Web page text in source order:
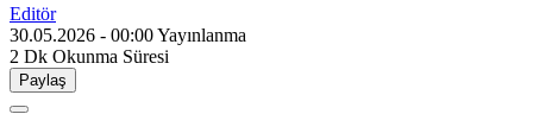
Editör
30.05.2026 - 00:00Yayınlanma
2 Dk Okunma Süresi
Paylaş